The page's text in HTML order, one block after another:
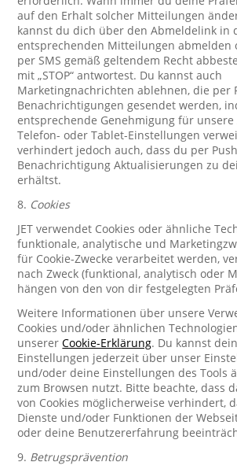
auf den Erhalt solcher Mitteilungen
kannst du dich über den Abmeldelink in
entsprechenden Mitteilungen abmelden
per SMS gemäß geltendem Recht
mit „STOP“ antwortest. Du kannst auch
Marketingnachrichten ablehnen, die per
Benachrichtigungen gesendet werden,
entsprechende Genehmigung für
Telefon- oder Tablet-Einstellungen
verhindert jedoch auch, dass du per
Benachrichtigung Aktualisierungen zu
erhältst.
8. Cookies
JET verwendet Cookies oder ähnliche
funktionale, analytische und
für Cookie-Zwecke verarbeitet werden,
nach Zweck (funktional, analytisch oder
hängen von den von dir festgelegten
Weitere Informationen über unsere
Cookies und/oder ähnlichen
unsererCookie-Erklärung. Du kannst
Einstellungen jederzeit über unser
und/oder deine Einstellungen des Tools
zum Browsen nutzt. Bitte beachte, dass
von Cookies möglicherweise verhindert,
Dienste und/oder Funktionen der
oder deine Benutzererfahrung
9. Betrugsprävention